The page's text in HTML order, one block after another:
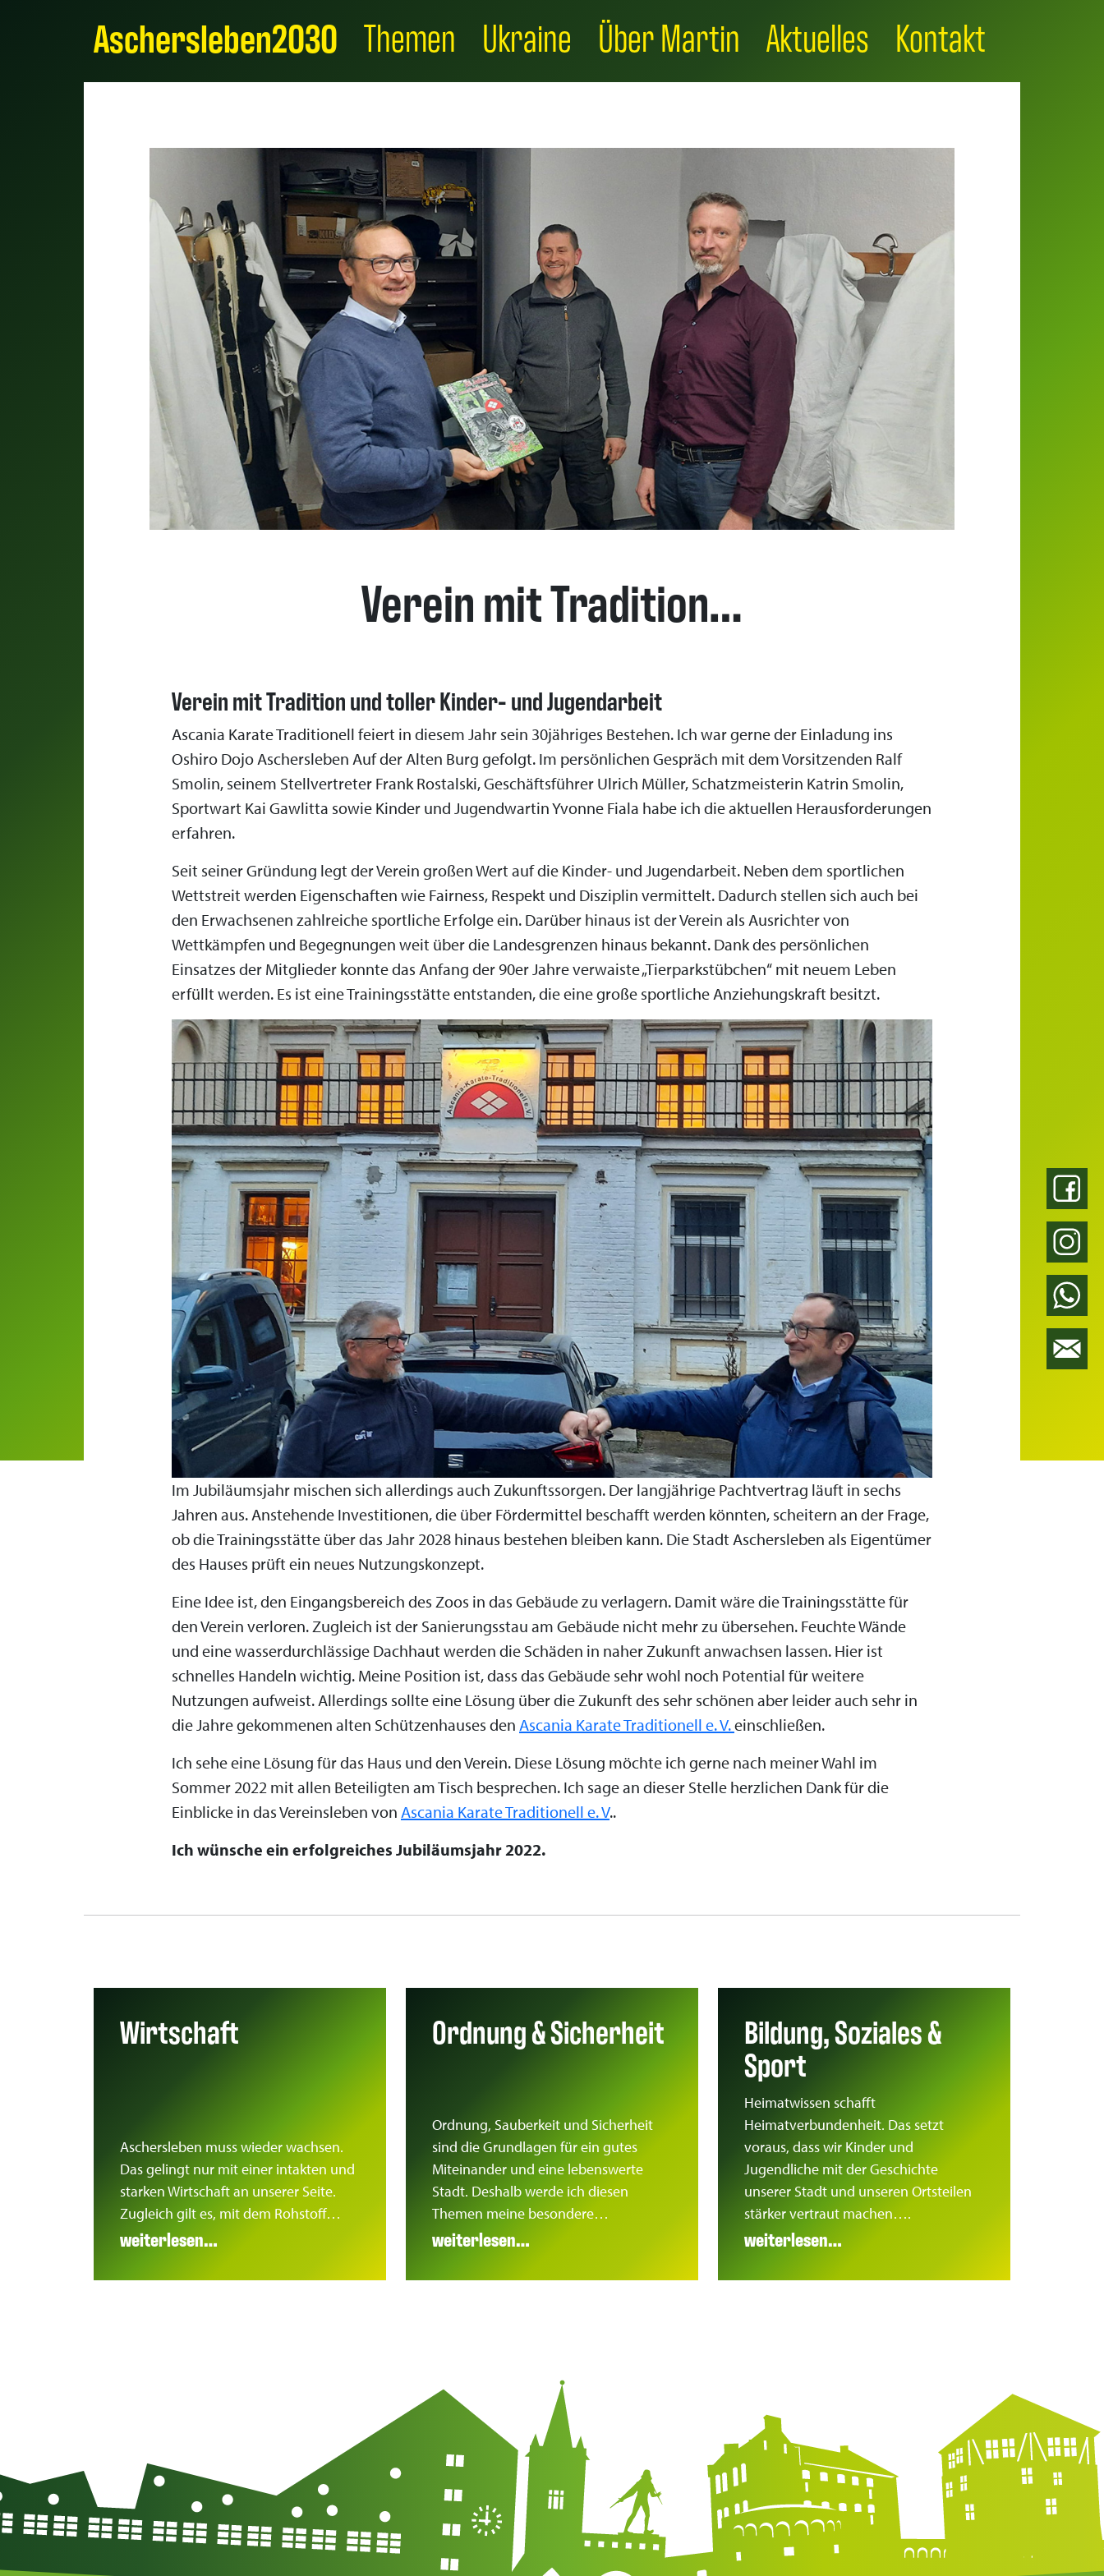
Aschersleben2030 Themen Ukraine Über Martin Aktuelles Kontakt
Verein mit Tradition…
Verein mit Tradition und toller Kinder- und Jugendarbeit
Ascania Karate Traditionell feiert in diesem Jahr sein 30jähriges Bestehen. Ich war gerne der Einladung ins
Oshiro Dojo Aschersleben Auf der Alten Burg gefolgt. Im persönlichen Gespräch mit dem Vorsitzenden Ralf
Smolin, seinem Stellvertreter Frank Rostalski, Geschäftsführer Ulrich Müller, Schatzmeisterin Katrin Smolin,
Sportwart Kai Gawlitta sowie Kinder und Jugendwartin Yvonne Fiala habe ich die aktuellen Herausforderungen
erfahren.
Seit seiner Gründung legt der Verein großen Wert auf die Kinder- und Jugendarbeit. Neben dem sportlichen
Wettstreit werden Eigenschaften wie Fairness, Respekt und Disziplin vermittelt. Dadurch stellen sich auch bei
den Erwachsenen zahlreiche sportliche Erfolge ein. Darüber hinaus ist der Verein als Ausrichter von
Wettkämpfen und Begegnungen weit über die Landesgrenzen hinaus bekannt. Dank des persönlichen
Einsatzes der Mitglieder konnte das Anfang der 90er Jahre verwaiste „Tierparkstübchen“ mit neuem Leben
erfüllt werden. Es ist eine Trainingsstätte entstanden, die eine große sportliche Anziehungskraft besitzt.
Im Jubiläumsjahr mischen sich allerdings auch Zukunftssorgen. Der langjährige Pachtvertrag läuft in sechs
Jahren aus. Anstehende Investitionen, die über Fördermittel beschafft werden könnten, scheitern an der Frage,
ob die Trainingsstätte über das Jahr 2028 hinaus bestehen bleiben kann. Die Stadt Aschersleben als Eigentümer
des Hauses prüft ein neues Nutzungskonzept.
Eine Idee ist, den Eingangsbereich des Zoos in das Gebäude zu verlagern. Damit wäre die Trainingsstätte für
den Verein verloren. Zugleich ist der Sanierungsstau am Gebäude nicht mehr zu übersehen. Feuchte Wände
und eine wasserdurchlässige Dachhaut werden die Schäden in naher Zukunft anwachsen lassen. Hier ist
schnelles Handeln wichtig. Meine Position ist, dass das Gebäude sehr wohl noch Potential für weitere
Nutzungen aufweist. Allerdings sollte eine Lösung über die Zukunft des sehr schönen aber leider auch sehr in
die Jahre gekommenen alten Schützenhauses den Ascania Karate Traditionell e. V.einschließen.
Ich sehe eine Lösung für das Haus und den Verein. Diese Lösung möchte ich gerne nach meiner Wahl im
Sommer 2022 mit allen Beteiligten am Tisch besprechen. Ich sage an dieser Stelle herzlichen Dank für die
Einblicke in das Vereinsleben von Ascania Karate Traditionell e. V..
Ich wünsche ein erfolgreiches Jubiläumsjahr 2022.
Wirtschaft
Aschersleben muss wieder wachsen.
Das gelingt nur mit einer intakten und
starken Wirtschaft an unserer Seite.
Zugleich gilt es, mit dem Rohstoff…
weiterlesen…
Ordnung & Sicherheit
Ordnung, Sauberkeit und Sicherheit
sind die Grundlagen für ein gutes
Miteinander und eine lebenswerte
Stadt. Deshalb werde ich diesen
Themen meine besondere…
weiterlesen…
Bildung, Soziales &
Sport
Heimatwissen schafft
Heimatverbundenheit. Das setzt
voraus, dass wir Kinder und
Jugendliche mit der Geschichte
unserer Stadt und unseren Ortsteilen
stärker vertraut machen….
weiterlesen…